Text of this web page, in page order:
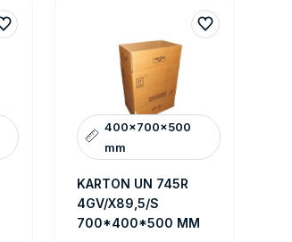
KARTON UN 745R
4GV/X89,5/S
700*400*500 MM
400x700x500
mm